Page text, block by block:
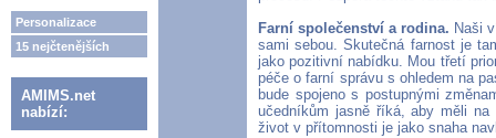
Personalizace
15 nejčtenějších
AMIMS.net
nabízí:
Farní společenství a rodina. Naši
sami sebou. Skutečná farnost je
jako pozitivní nabídku. Mou třetí
péče o farní správu s ohledem na
bude spojeno s postupnými
učedníkům jasně říká, aby měli
život v přítomnosti je jako snaha